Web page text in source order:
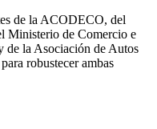
de la ACODECO, del
Ministerio de Comercio e
de la Asociación de Autos
robustecer ambas